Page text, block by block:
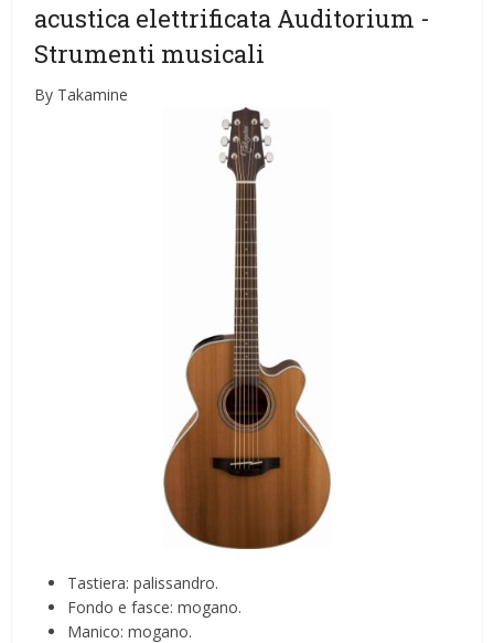
acustica elettrificata Auditorium -
Strumenti musicali
By Takamine
Tastiera: palissandro.
Fondo e fasce: mogano.
Manico: mogano.